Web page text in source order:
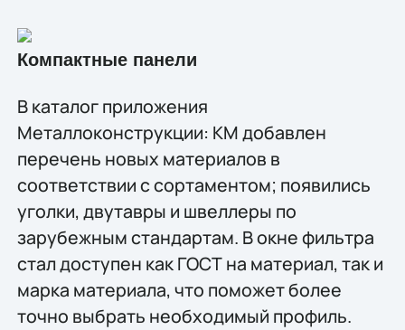
Компактные панели
В каталог приложения
Металлоконструкции: КМ добавлен
перечень новых материалов в
соответствии с сортаментом; появились
уголки, двутавры и швеллеры по
зарубежным стандартам. В окне фильтра
стал доступен как ГОСТ на материал, так и
марка материала, что поможет более
точно выбрать необходимый профиль.